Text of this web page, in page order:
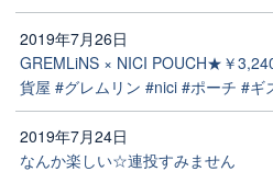
2019年7月26日
GREMLiNS × NICI POUCH★￥
貨屋 #グレムリン #nici #ポーチ #
2019年7月24日
なんか楽しい☆連投すみません